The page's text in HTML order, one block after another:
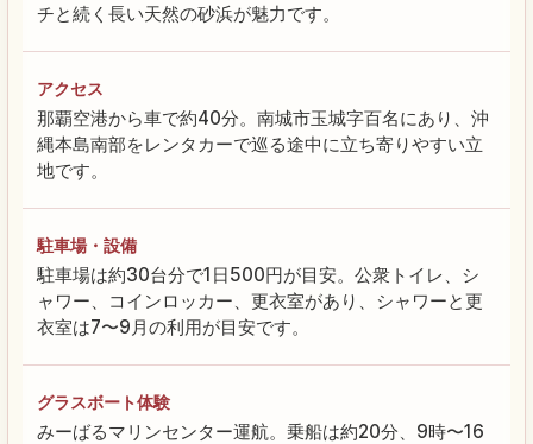
チと続く長い天然の砂浜が魅力です。
アクセス
那覇空港から車で約40分。南城市玉城字百名にあり、沖
縄本島南部をレンタカーで巡る途中に立ち寄りやすい立
地です。
駐車場・設備
駐車場は約30台分で1日500円が目安。公衆トイレ、シ
ャワー、コインロッカー、更衣室があり、シャワーと更
衣室は7〜9月の利用が目安です。
グラスボート体験
みーばるマリンセンター運航。乗船は約20分、9時〜16